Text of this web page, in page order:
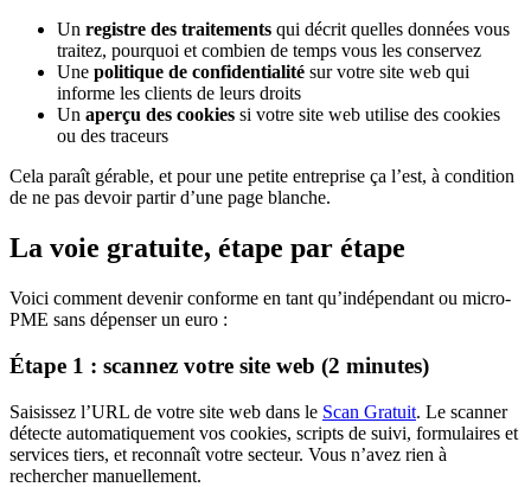
Un registre des traitements qui décrit quelles données vous
traitez, pourquoi et combien de temps vous les conservez
Une politique de confidentialité sur votre site web qui
informe les clients de leurs droits
Un aperçu des cookies si votre site web utilise des cookies
ou des traceurs
Cela paraît gérable, et pour une petite entreprise ça l’est, à condition
de ne pas devoir partir d’une page blanche.
La voie gratuite, étape par étape
Voici comment devenir conforme en tant qu’indépendant ou micro-
PME sans dépenser un euro :
Étape 1 : scannez votre site web (2 minutes)
Saisissez l’URL de votre site web dans le Scan Gratuit. Le scanner
détecte automatiquement vos cookies, scripts de suivi, formulaires et
services tiers, et reconnaît votre secteur. Vous n’avez rien à
rechercher manuellement.